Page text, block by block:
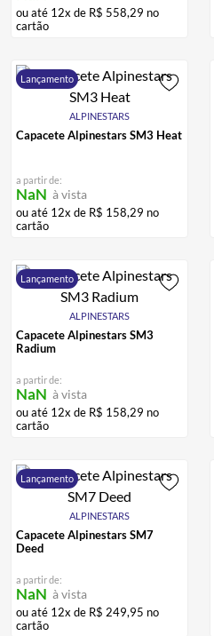
ou até 12x de R$ 558,29 no
cartão
Lançamento
ALPINESTARS
Capacete Alpinestars SM3 Heat
a partir de:
NaN à vista
ou até 12x de R$ 158,29 no
cartão
Lançamento
ALPINESTARS
Capacete Alpinestars SM3
Radium
a partir de:
NaN à vista
ou até 12x de R$ 158,29 no
cartão
Lançamento
ALPINESTARS
Capacete Alpinestars SM7
Deed
a partir de:
NaN à vista
ou até 12x de R$ 249,95 no
cartão